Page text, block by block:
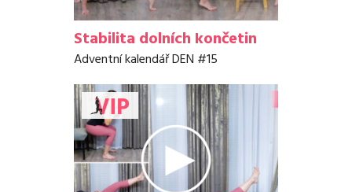
Stabilita dolních končetin
Adventní kalendář DEN #15